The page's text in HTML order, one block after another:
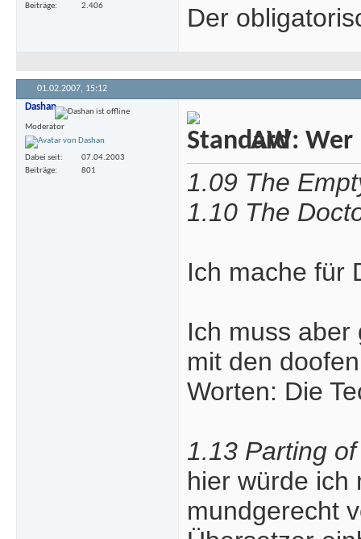
Beiträge
2.406 Der
01.02.2007, 15:12
Dashan
Moderator
Dabei seit
07.04.2003
Beiträge
801
AW: Wer
1.09 The
1.10 The
Ich mache für
Ich muss
mit den
Worten: Die
1.13 Parting
hier würde ich
mundgerecht